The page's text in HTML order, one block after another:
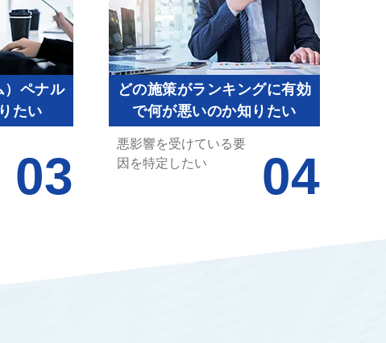
）ペナル
たい
どの施策がランキングに有効
で何が悪いのか知りたい
悪影響を受けている要
因を特定したい